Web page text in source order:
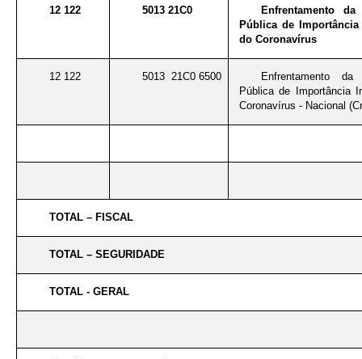
12 122 5013 21C0
Enfrentamento
Pública de
do Coronavírus
12 122 5013 21C0 6500
Enfrentamento
Pública de Importância
Coronavírus - Nacional
TOTAL – FISCAL
TOTAL – SEGURIDADE
TOTAL - GERAL